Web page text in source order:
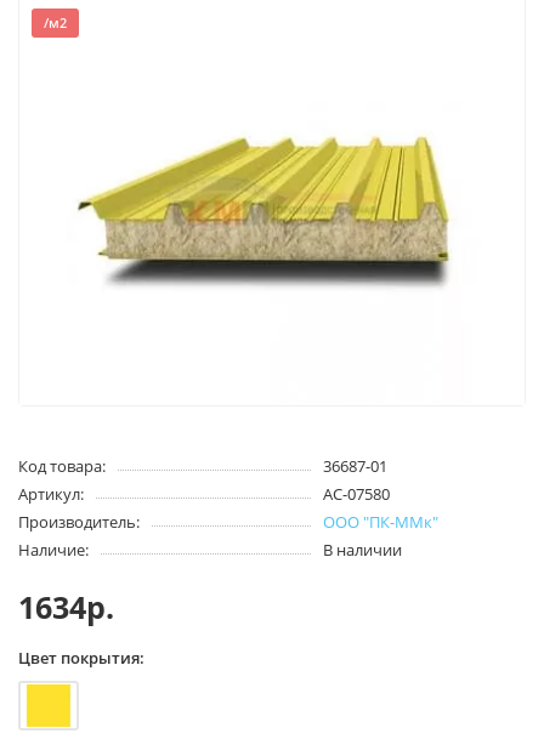
/м2
Код товара:
36687-01
Артикул:
AC-07580
Производитель:
ООО "ПК-ММк"
Наличие:
В наличии
1634р.
Цвет покрытия: